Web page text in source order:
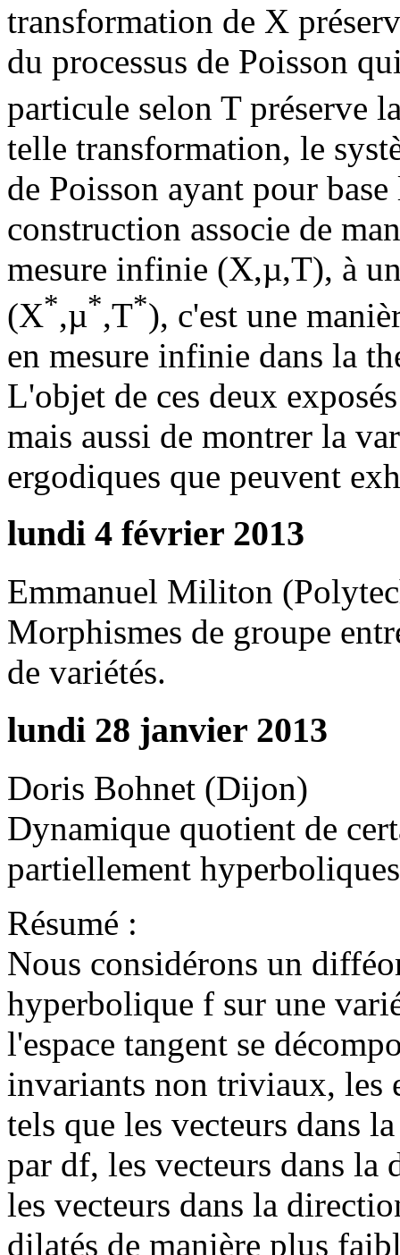
transformation de X
du processus de Poisson
particule selon T préserve
telle transformation, le
de Poisson ayant pour
construction associe de
mesure infinie (X,µ,T), à
(X*,µ*,T*), c'est une
en mesure infinie dans la
L'objet de ces deux
mais aussi de montrer la
ergodiques que peuvent
lundi 4 février 2013
Emmanuel Militon
Morphismes de groupe
de variétés.
lundi 28 janvier 2013
Doris Bohnet (Dijon)
Dynamique quotient de
partiellement
Résumé :
Nous considérons un
hyperbolique f sur une
l'espace tangent se
invariants non triviaux, les
tels que les vecteurs dans
par df, les vecteurs dans la
les vecteurs dans la
dilatés de manière plus